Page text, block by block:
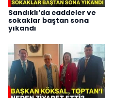
Sandıklı’da caddeler ve
sokaklar baştan sona
yıkandı